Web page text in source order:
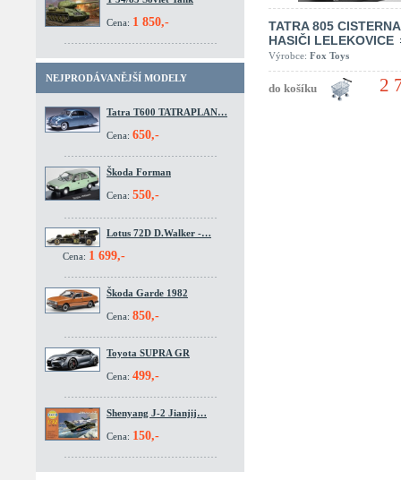
Cena: 1 850,-
NEJPRODÁVANĚJŠÍ MODELY
Tatra T600 TATRAPLAN…
Cena: 650,-
Škoda Forman
Cena: 550,-
Lotus 72D D.Walker -…
Cena: 1 699,-
Škoda Garde 1982
Cena: 850,-
Toyota SUPRA GR
Cena: 499,-
Shenyang J-2 Jianjij…
Cena: 150,-
TATRA 805 CISTERNA
HASIČI LELEKOVICE
Výrobce: Fox Toys
2